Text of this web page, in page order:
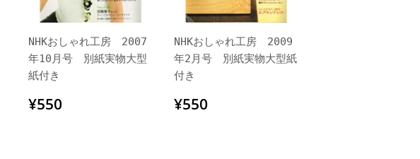
NHKおしゃれ工房 2007
年10月号 別紙実物大型
紙付き
通
常
¥550
NHKおしゃれ工房 2009
年2月号 別紙実物大型紙
付き
通
常
¥550